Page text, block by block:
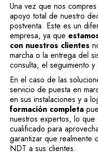
Una vez que nos
apoyo total de nuestro
postventa. Este es un
empresa, ya que
con nuestros clientes
marcha o la entrega del
consulta, el seguimiento
En el caso de las
servicio de puesta en
en sus instalaciones y a
formación completa
nuestros expertos, lo que
cualificado para
garantizar que realmente
NDT a sus clientes.